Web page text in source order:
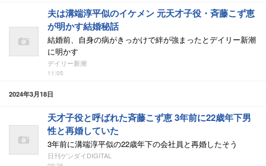
夫は溝端淳平似のイケメン 元天才子役・斉藤こず恵
が明かす結婚秘話
結婚前、自身の病がきっかけで絆が強まったとデイリー新潮
に明かす
デイリー新潮
11:05
2024年3月18日
天才子役と呼ばれた斉藤こず恵 3年前に22歳年下男
性と再婚していた
3年前に溝端淳平似の22歳年下の会社員と再婚したそう
日刊ゲンダイDIGITAL